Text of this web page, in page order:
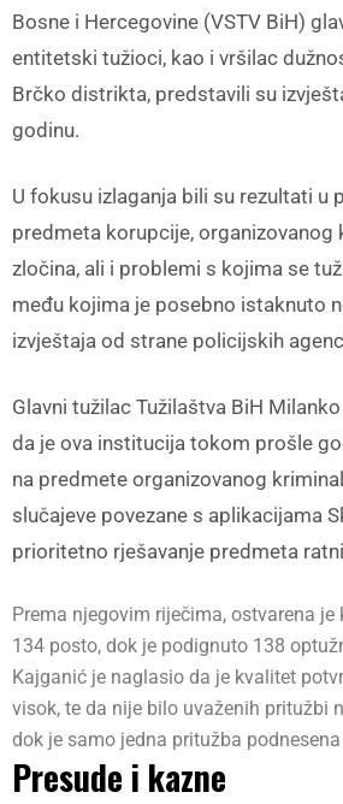
Bosne i Hercegovine (VSTV BiH)
entitetski tužioci, kao i vršilac
Brčko distrikta, predstavili su
godinu.
U fokusu izlaganja bili su rezultati u
predmeta korupcije, organizovanog
zločina, ali i problemi s kojima se
među kojima je posebno istaknuto
izvještaja od strane policijskih
Glavni tužilac Tužilaštva BiH
da je ova institucija tokom prošle
na predmete organizovanog
slučajeve povezane s aplikacijama
prioritetno rješavanje predmeta
Prema njegovim riječima, ostvarena
134 posto, dok je podignuto 138
Kajganić je naglasio da je kvalitet
visok, te da nije bilo uvaženih pritužbi
dok je samo jedna pritužba
Presude i kazne